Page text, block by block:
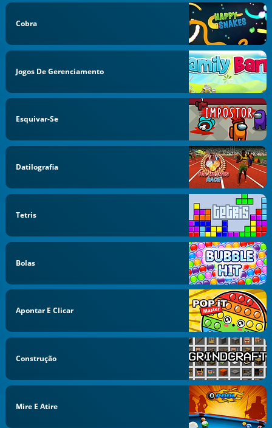
Cobra
Jogos De Gerenciamento
Esquivar-Se
Datilografia
Tetris
Bolas
Apontar E Clicar
Construção
Mire E Atire